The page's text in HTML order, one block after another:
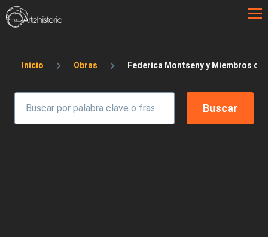
Pasar al contenido principal
Sobrescribir enlaces de ayuda a la
Inicio Obras Federica Montseny y Miembros de